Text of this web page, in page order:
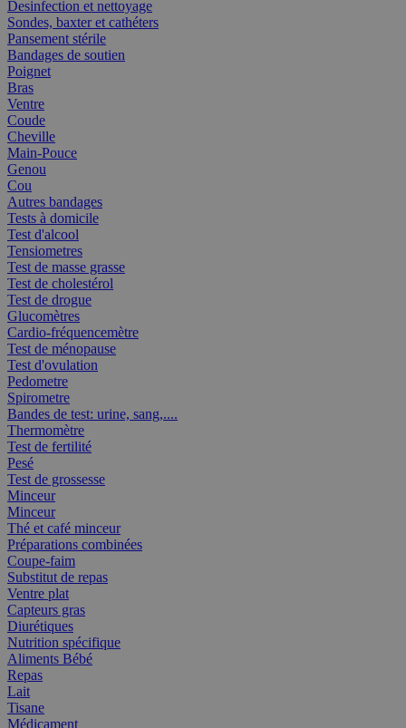
Desinfection et nettoyage
Sondes, baxter et cathéters
Pansement stérile
Bandages de soutien
Poignet
Bras
Ventre
Coude
Cheville
Main-Pouce
Genou
Cou
Autres bandages
Tests à domicile
Test d'alcool
Tensiometres
Test de masse grasse
Test de cholestérol
Test de drogue
Glucomètres
Cardio-fréquencemètre
Test de ménopause
Test d'ovulation
Pedometre
Spirometre
Bandes de test: urine, sang,....
Thermomètre
Test de fertilité
Pesé
Test de grossesse
Minceur
Minceur
Thé et café minceur
Préparations combinées
Coupe-faim
Substitut de repas
Ventre plat
Capteurs gras
Diurétiques
Nutrition spécifique
Aliments Bébé
Repas
Lait
Tisane
Médicament